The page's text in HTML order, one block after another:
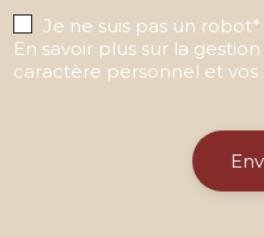
Je ne suis pas un robot*
En savoir plus sur la
caractère personnel et vos